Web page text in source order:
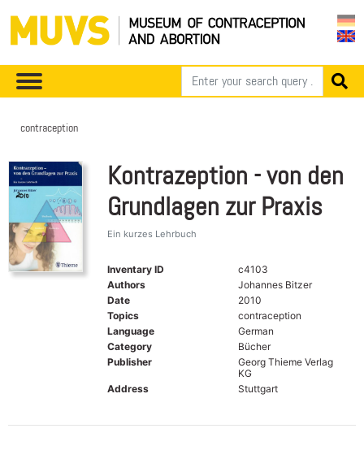
contraception
Kontrazeption - von den
Grundlagen zur Praxis
Ein kurzes Lehrbuch
Inventary ID
c4103
Authors
Johannes Bitzer
Date
2010
Topics
contraception
Language
German
Category
Bücher
Publisher
Georg Thieme Verlag
KG
Address
Stuttgart